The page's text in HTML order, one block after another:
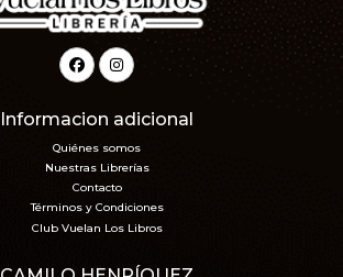
Informacion adicional
Quiénes somos
Nuestras Librerías
Contacto
Términos y Condiciones
Club Vuelan Los Libros